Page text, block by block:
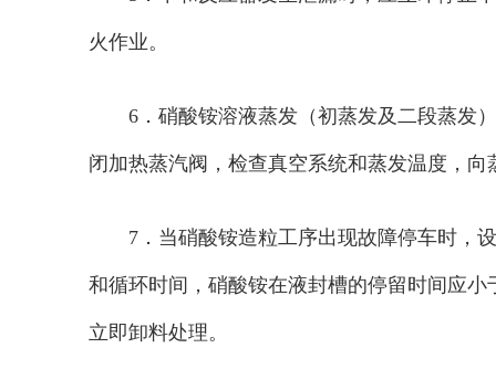
火作业。
6．硝酸铵溶液蒸发（初蒸发及二段蒸发
闭加热蒸汽阀，检查真空系统和蒸发温度，
7．当硝酸铵造粒工序出现故障停车时，
和循环时间，硝酸铵在液封槽的停留时间应
立即卸料处理。